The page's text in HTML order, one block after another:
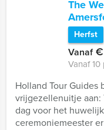
The
Herfst
Vanaf€
Vanaf
Holland Tour
vrijgezellenuitje aan:
dag voor het
ceremoniemeester